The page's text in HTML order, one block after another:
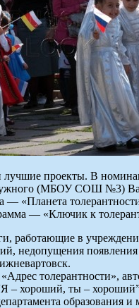
проекты. В
(МБОУ СОШ №3)
— «Планета
— «Ключик к
работающие в
недопущения
толерантности»,
– хороший, ты –